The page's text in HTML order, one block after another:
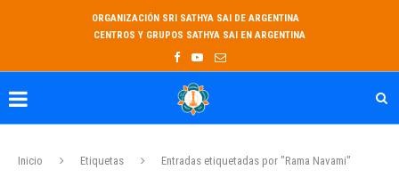
ORGANIZACIÓN SRI SATHYA SAI DE ARGENTINA
CENTROS Y GRUPOS SATHYA SAI EN ARGENTINA
Inicio Etiquetas Entradas etiquetadas por "Rama Navami"